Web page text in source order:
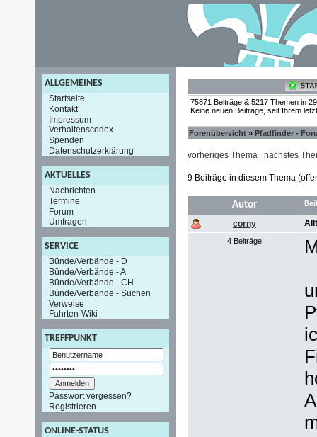
ALLGEMEINES
Startseite
Kontakt
Impressum
Verhaltenscodex
Spenden
Datenschutzerklärung
AKTUELLES
Nachrichten
Termine
Forum
Umfragen
SERVICE
Bünde/Verbände - D
Bünde/Verbände - A
Bünde/Verbände - CH
Bünde/Verbände - Suchen
Verweise
Fahrten-Wiki
TREFFPUNKT
Passwort vergessen?
Registrieren
ONLINE-STATUS
75871 Beiträge & 5217 Themen in
Keine neuen Beiträge, seit Ihrem
Forenübersicht » Pfadfinder -
vorheriges Thema nächstes
9 Beiträge in diesem Thema
Autor
corny
4 Beiträge